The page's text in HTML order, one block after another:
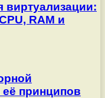
виртуализации:
RAM и
её принципов